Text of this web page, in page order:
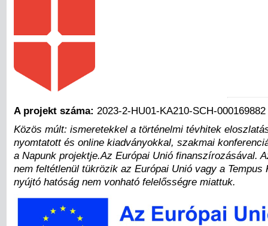
A projekt száma: 2023-2-HU01-KA210-SCH-000169882
Közös múlt: ismeretekkel a történelmi tévhitek
nyomtatott és online kiadványokkal, szakmai
a Napunk projektje.Az Európai Unió finanszírozásával.
nem feltétlenül tükrözik az Európai Unió vagy a
nyújtó hatóság nem vonható felelősségre miattuk.